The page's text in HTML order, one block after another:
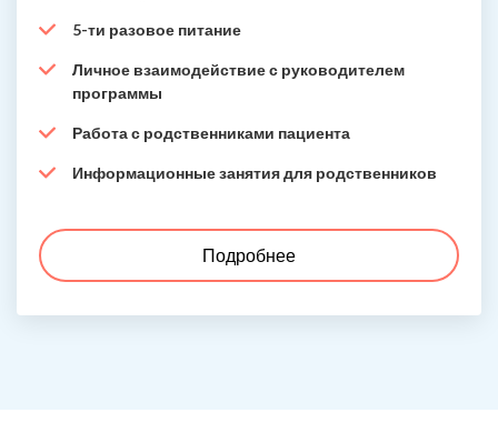
5-ти разовое питание
Личное взаимодействие с руководителем
программы
Работа с родственниками пациента
Информационные занятия для родственников
Подробнее